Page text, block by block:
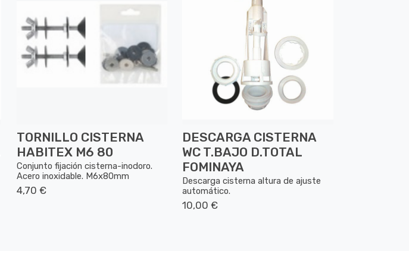
TORNILLO CISTERNA
HABITEX M6 80
Conjunto fijación cisterna-inodoro.
Acero inoxidable. M6x80mm
4,70 €
DESCARGA CISTERNA
WC T.BAJO D.TOTAL
FOMINAYA
Descarga cisterna altura de ajuste
automático.
10,00 €